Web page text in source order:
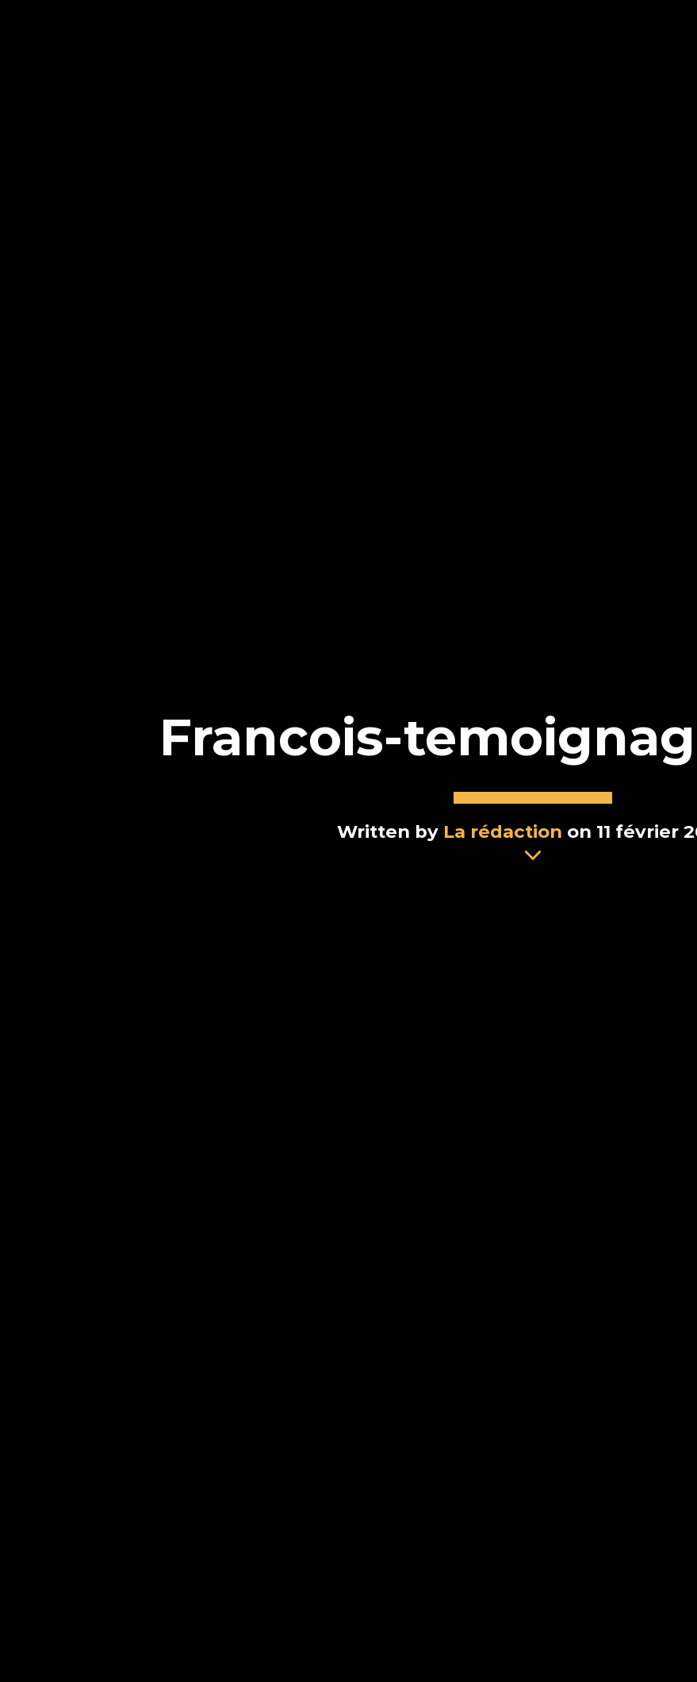
Francois-
Written by La rédaction on 11 février